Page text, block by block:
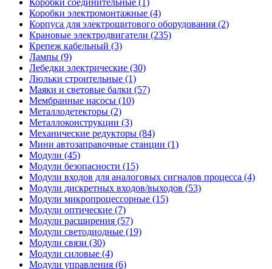
Коробки соединительные (1)
Коробки электромонтажные (4)
Корпуса для электрощитового оборудования (2)
Крановые электродвигатели (235)
Крепеж кабельный (3)
Лампы (9)
Лебедки электрические (30)
Люльки строительные (1)
Маяки и световые балки (57)
Мембранные насосы (10)
Металлодетекторы (2)
Металлоконструкции (3)
Механические редукторы (84)
Мини автозаправочные станции (1)
Модули (45)
Модули безопасности (15)
Модули входов для аналоговых сигналов процесса (4)
Модули дискретных входов/выходов (53)
Модули микропроцессорные (15)
Модули оптические (7)
Модули расширения (57)
Модули светодиодные (19)
Модули связи (30)
Модули силовые (4)
Модули управления (6)